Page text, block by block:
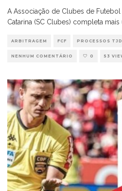
A Associação de Clubes de Futebol
Catarina (SC Clubes) completa
ARBITRAGEM FCF PROCESSOS
NENHUM COMENTÁRIO 0 53